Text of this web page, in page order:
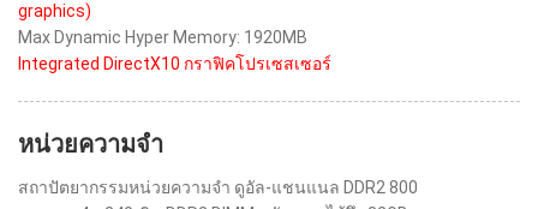
graphics)
Max Dynamic Hyper Memory: 1920MB
Integrated DirectX10 กราฟิคโปรเซสเซอร์
หน่วยความจำ
สถาปัตยากรรมหน่วยความจำ ดูอัล-แชนแนล DDR2 800